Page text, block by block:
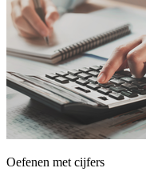
Oefenen met cijfers